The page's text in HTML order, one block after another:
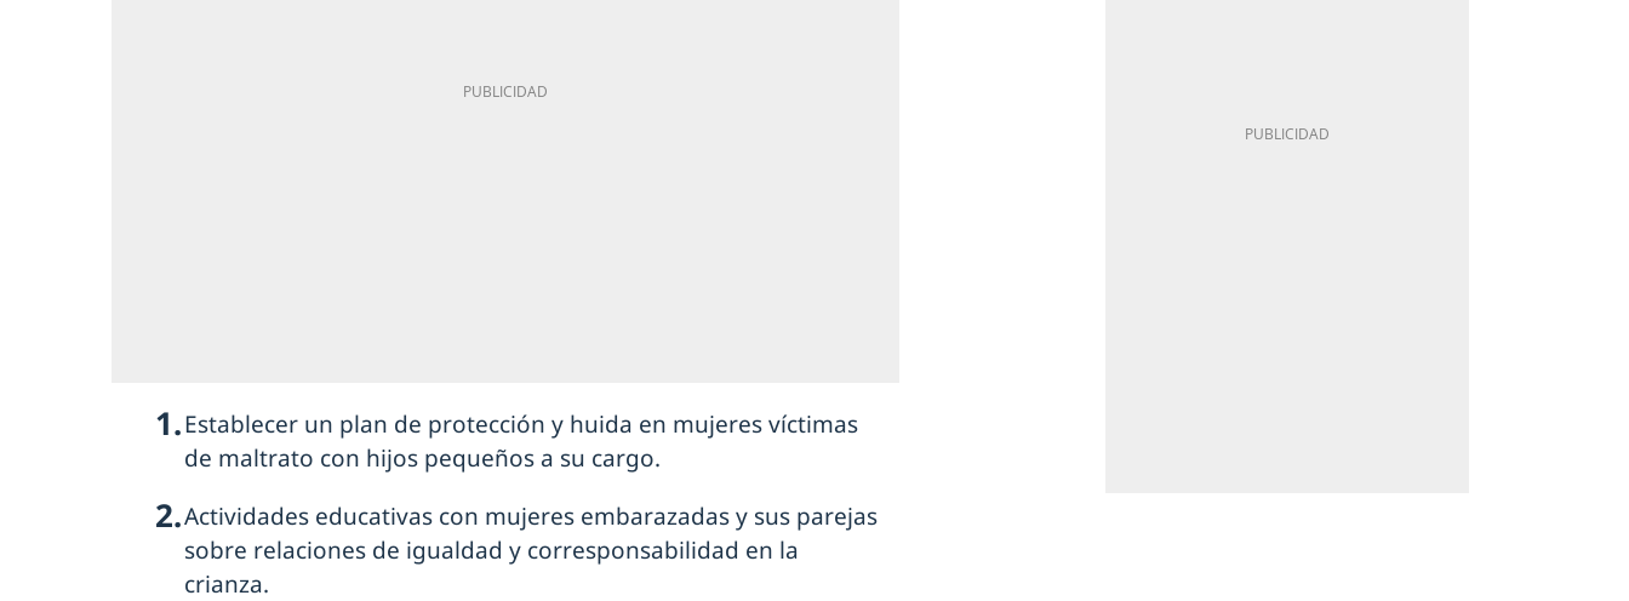
Establecer un plan de protección y huida en mujeres víctimas
de maltrato con hijos pequeños a su cargo.
Actividades educativas con mujeres embarazadas y sus parejas
sobre relaciones de igualdad y corresponsabilidad en la
crianza.